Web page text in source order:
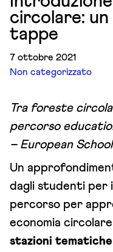
circolare:
tappe
7 ottobre 2021
Non categorizzato
Tra foreste
percorso
– European
Un
dagli studenti per
percorso per
economia
stazioni